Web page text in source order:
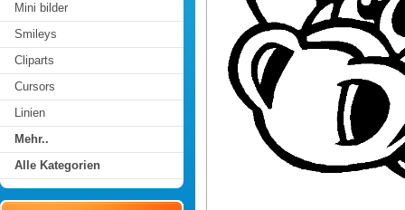
Mini bilder
Smileys
Cliparts
Cursors
Linien
Mehr..
Alle Kategorien